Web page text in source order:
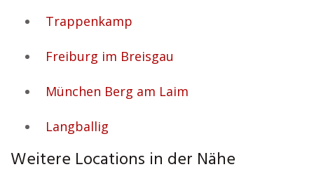
Trappenkamp
Freiburg im Breisgau
München Berg am Laim
Langballig
Weitere Locations in der Nähe